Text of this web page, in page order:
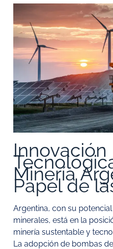
Innovación
Minería
Papel de
Argentina, con su
minerales, está en la
minería sustentable y
La adopción de bombas